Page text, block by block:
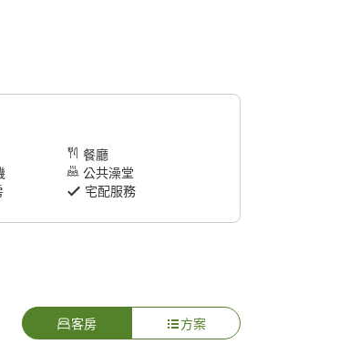
餐廳
公共澡堂
宅配服務
客房 方案